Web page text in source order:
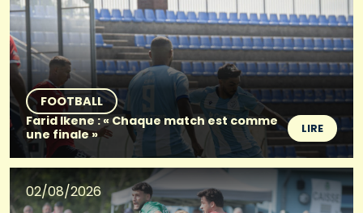
FOOTBALL
Farid Ikene : « Chaque match est comme
une finale »
LIRE
02/08/2026